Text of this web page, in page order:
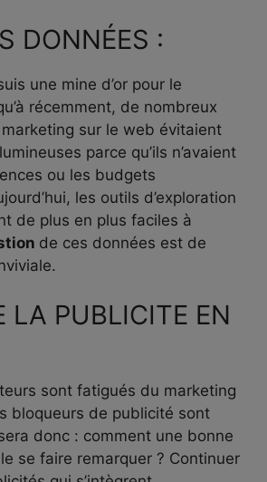
DONNÉES :
une mine d’or pour le
récemment, de nombreux
sur le web évitaient
parce qu’ils n’avaient
ou les budgets
les outils d’exploration
de plus en plus faciles à
de ces données est de
LA PUBLICITE EN
sont fatigués du marketing
bloqueurs de publicité sont
donc : comment une bonne
se faire remarquer ? Continuer